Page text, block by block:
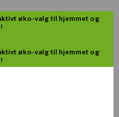
øko-valg til hjemmet og
øko-valg til hjemmet og